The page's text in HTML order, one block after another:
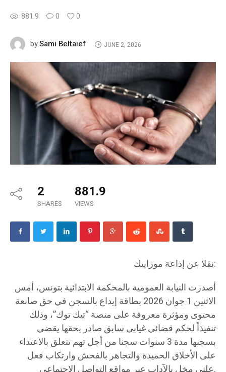
881.9 0 0
bySami Beltaief JUNE 2, 2026
2
SHARES
881.9
VIEWS
نقلا عن إذاعة موزاييك:
أصدرت النيابة العمومية بالمحكمة الابتدائية بتونس، أمس
الاثنين 1 جوان 2026 بطاقة إيداع بالسجن في حق صانعة
محتوى ومؤثرة معروفة على منصة “تيك توك”، وذلك
تنفيذاً لحكم قضائي غيابي سابق صادر بحقها يقضي
بسجنها مدة 3 سنوات سجنا من أجل تهم تتعلق بالاعتداء
على الأخلاق الحميدة والتجاهر بالفحش وارتكاب فعل